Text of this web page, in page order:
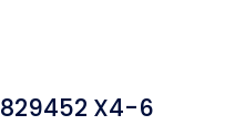
829452 X4-6